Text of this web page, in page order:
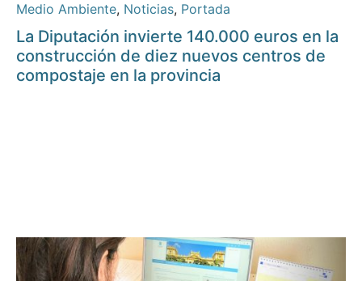
Medio Ambiente, Noticias, Portada
La Diputación invierte 140.000 euros en la
construcción de diez nuevos centros de
compostaje en la provincia